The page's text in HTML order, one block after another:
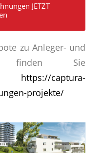
JETZT
zu Anleger- und
finden Sie
https://captura-
projekte/